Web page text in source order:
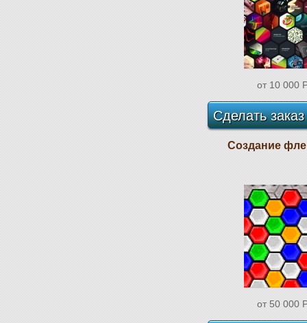
от 10 000
Сделать
Создание
от 50 000